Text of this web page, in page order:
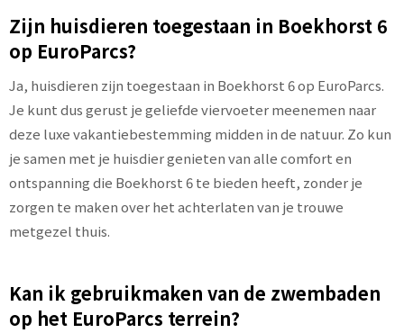
Zijn huisdieren toegestaan in Boekhorst 6
op EuroParcs?
Ja, huisdieren zijn toegestaan in Boekhorst 6 op EuroParcs.
Je kunt dus gerust je geliefde viervoeter meenemen naar
deze luxe vakantiebestemming midden in de natuur. Zo kun
je samen met je huisdier genieten van alle comfort en
ontspanning die Boekhorst 6 te bieden heeft, zonder je
zorgen te maken over het achterlaten van je trouwe
metgezel thuis.
Kan ik gebruikmaken van de zwembaden
op het EuroParcs terrein?